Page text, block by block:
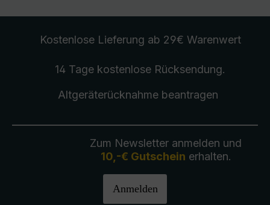
Kostenlose Lieferung ab 29€ Warenwert
14 Tage kostenlose Rücksendung.
Altgeräterücknahmebeantragen
Zum Newsletter anmelden und
10,-€ Gutschein erhalten.
Anmelden